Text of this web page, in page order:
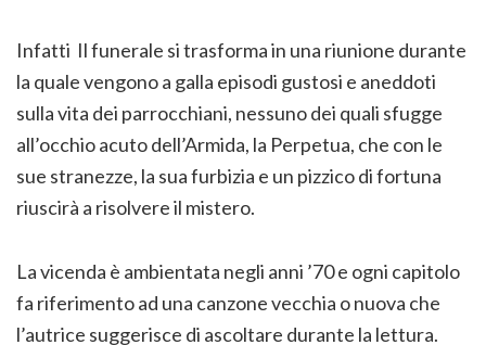
Infatti Il funerale si trasforma in una riunione durante
la quale vengono a galla episodi gustosi e aneddoti
sulla vita dei parrocchiani, nessuno dei quali sfugge
all’occhio acuto dell’Armida, la Perpetua, che con le
sue stranezze, la sua furbizia e un pizzico di fortuna
riuscirà a risolvere il mistero.
La vicenda è ambientata negli anni ’70 e ogni capitolo
fa riferimento ad una canzone vecchia o nuova che
l’autrice suggerisce di ascoltare durante la lettura.